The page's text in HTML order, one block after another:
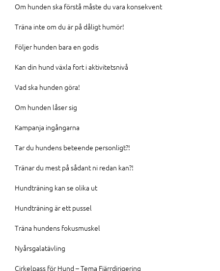
Om hunden ska förstå måste du vara konsekvent
Träna inte om du är på dåligt humör!
Följer hunden bara en godis
Kan din hund växla fort i aktivitetsnivå
Vad ska hunden göra!
Om hunden låser sig
Kampanja ingångarna
Tar du hundens beteende personligt?!
Tränar du mest på sådant ni redan kan?!
Hundträning kan se olika ut
Hundträning är ett pussel
Träna hundens fokusmuskel
Nyårsgalatävling
Cirkelpass för Hund – Tema Fjärrdirigering